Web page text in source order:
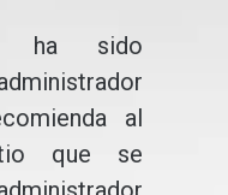
ha sido
al
que se